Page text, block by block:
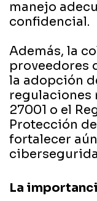
manejo
confidencial.
Además, la
proveedores
la adopción
regulaciones
27001 o el
Protección
fortalecer
La